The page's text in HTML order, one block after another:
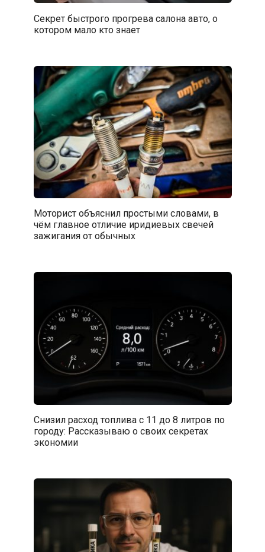
Секрет быстрого прогрева салона авто, о
котором мало кто знает
Моторист объяснил простыми словами, в
чём главное отличие иридиевых свечей
зажигания от обычных
Снизил расход топлива с 11 до 8 литров по
городу: Рассказываю о своих секретах
экономии